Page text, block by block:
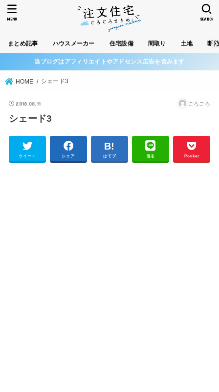
まとめ記事 ハウスメーカー 住宅設備 間取り 土地 断
SEARCH
MENU
当ブログはアフィリエイトやアドセンス広告を含みます
HOME シェード3
2018.08.11 ごろごろ
シェード3
ツイート シェア はてブ 送る Pocket